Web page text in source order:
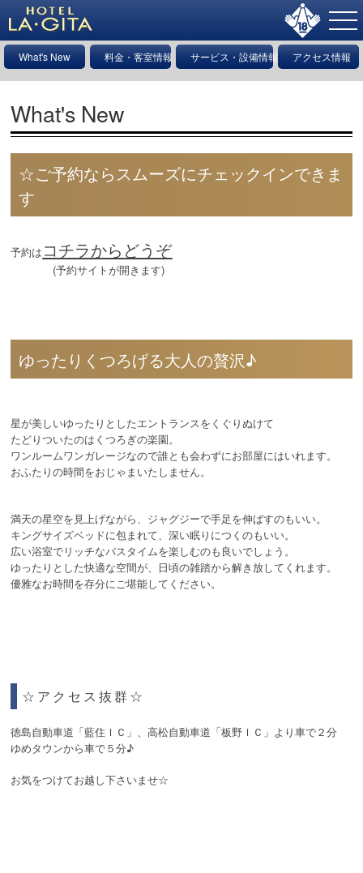
What's New 料金・客室情報 サービス・設備情報 アクセス情報
What's New
☆ご予約ならスムーズにチェックインできま
す
予約は コチラからどうぞ
(予約サイトが開きます)
ゆったりくつろげる大人の贅沢♪
星が美しいゆったりとしたエントランスをくぐりぬけて
たどりついたのはくつろぎの楽園。
ワンルームワンガレージなので誰とも会わずにお部屋にはいれます。
おふたりの時間をおじゃまいたしません。
満天の星空を見上げながら、ジャグジーで手足を伸ばすのもいい。
キングサイズベッドに包まれて、深い眠りにつくのもいい。
広い浴室でリッチなバスタイムを楽しむのも良いでしょう。
ゆったりとした快適な空間が、日頃の雑踏から解き放してくれます。
優雅なお時間を存分にご堪能してください。
☆アクセス抜群☆
徳島自動車道「藍住ＩＣ」、高松自動車道「板野ＩＣ」より車で２分
ゆめタウンから車で５分♪
お気をつけてお越し下さいませ☆